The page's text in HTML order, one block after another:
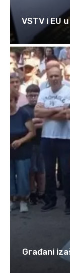
VSTV i EU
Građani